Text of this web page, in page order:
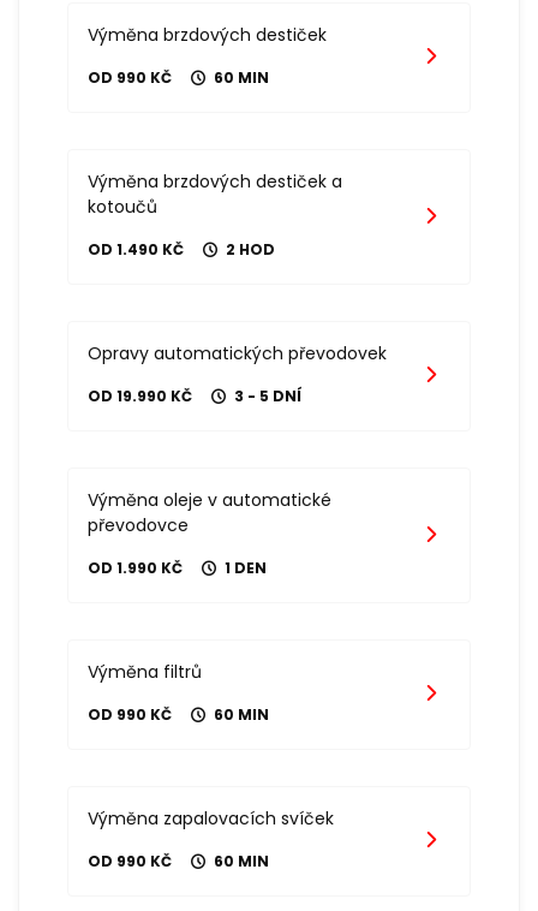
Výměna brzdových destiček
OD 990 KČ 60 MIN
Výměna brzdových destiček a
kotoučů
OD 1.490 KČ 2 HOD
Opravy automatických převodovek
OD 19.990 KČ 3 - 5 DNÍ
Výměna oleje v automatické
převodovce
OD 1.990 KČ 1 DEN
Výměna filtrů
OD 990 KČ 60 MIN
Výměna zapalovacích svíček
OD 990 KČ 60 MIN